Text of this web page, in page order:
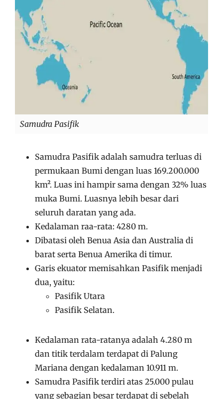
Samudra Pasifik
Samudra Pasifik adalah samudra terluas di
permukaan Bumi dengan luas 169.200.000
km². Luas ini hampir sama dengan 32% luas
muka Bumi. Luasnya lebih besar dari
seluruh daratan yang ada.
Kedalaman raa-rata: 4280 m.
Dibatasi oleh Benua Asia dan Australia di
barat serta Benua Amerika di timur.
Garis ekuator memisahkan Pasifik menjadi
dua, yaitu:
Pasifik Utara
Pasifik Selatan.
Kedalaman rata-ratanya adalah 4.280 m
dan titik terdalam terdapat di Palung
Mariana dengan kedalaman 10.911 m.
Samudra Pasifik terdiri atas 25.000 pulau
yang sebagian besar terdapat di sebelah